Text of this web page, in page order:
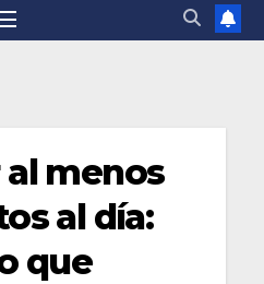
menos
al día:
que